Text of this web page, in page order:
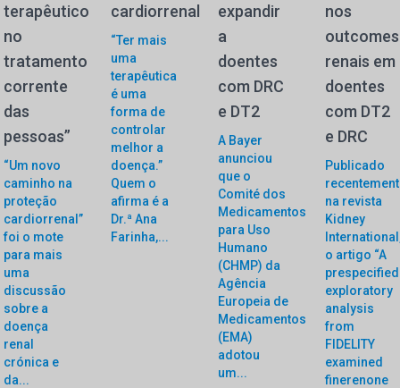
terapêutico
no
tratamento
corrente
das
pessoas”
“Um novo
caminho na
proteção
cardiorrenal”
foi o mote
para mais
uma
discussão
sobre a
doença
renal
crónica e
da...
cardiorrenal
“Ter mais
uma
terapêutica
é uma
forma de
controlar
melhor a
doença.”
Quem o
afirma é a
Dr.ª Ana
Farinha,...
expandir
a
doentes
com DRC
e DT2
A Bayer
anunciou
que o
Comité dos
Medicamentos
para Uso
Humano
(CHMP) da
Agência
Europeia de
Medicamentos
(EMA)
adotou
um...
nos
outcomes
renais em
doentes
com DT2
e DRC
Publicado
na revista
Kidney
o artigo “A
prespecified
exploratory
analysis
from
FIDELITY
examined
finerenone